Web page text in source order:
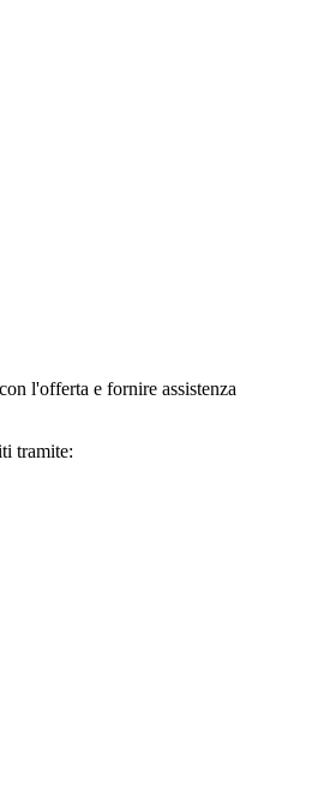
l'offerta e fornire assistenza
tramite: